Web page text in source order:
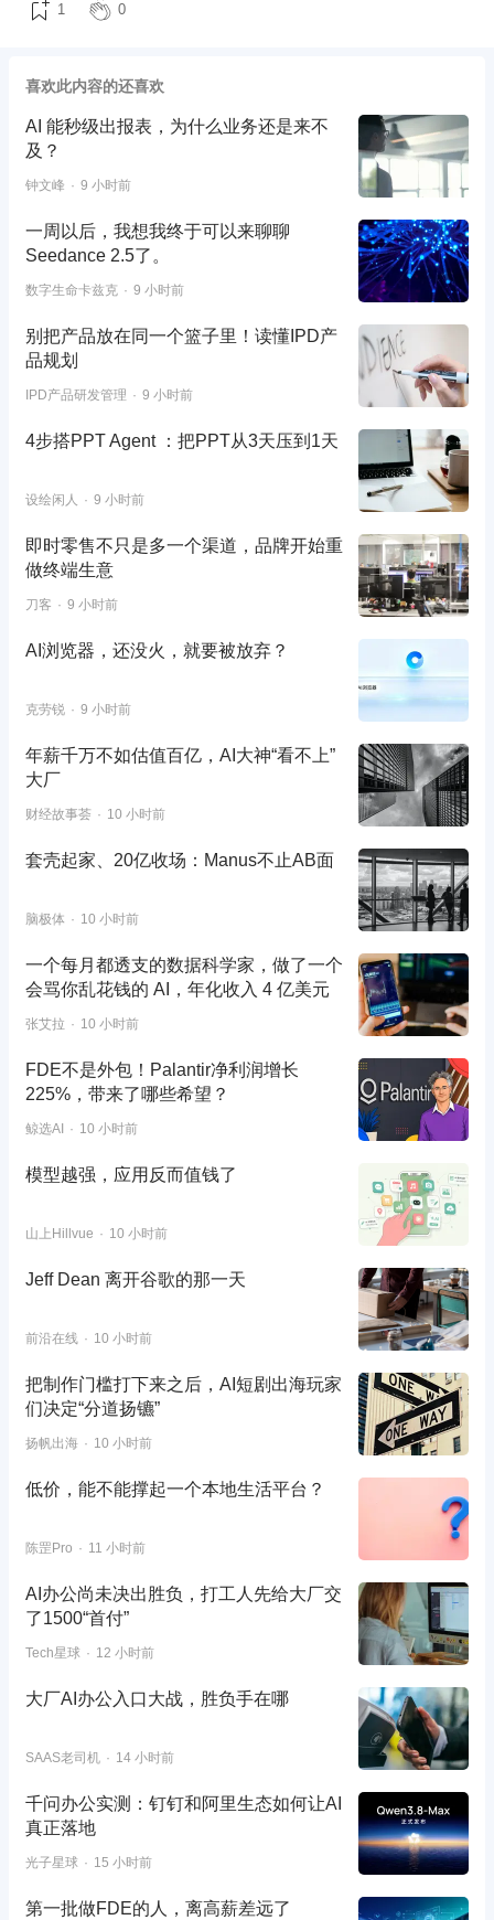
1 0
喜欢此内容的还喜欢
AI 能秒级出报表，为什么业务还是来不
及？
钟文峰 9 小时前
一周以后，我想我终于可以来聊聊
Seedance 2.5了。
数字生命卡兹克 9 小时前
别把产品放在同一个篮子里！读懂IPD产
品规划
IPD产品研发管理 9 小时前
4步搭PPT Agent ：把PPT从3天压到1天
设绘闲人 9 小时前
即时零售不只是多一个渠道，品牌开始重
做终端生意
刀客 9 小时前
AI浏览器，还没火，就要被放弃？
克劳锐 9 小时前
年薪千万不如估值百亿，AI大神“看不上”
大厂
财经故事荟 10 小时前
套壳起家、20亿收场：Manus不止AB面
脑极体 10 小时前
一个每月都透支的数据科学家，做了一个
会骂你乱花钱的 AI，年化收入 4 亿美元
张艾拉 10 小时前
FDE不是外包！Palantir净利润增长
225%，带来了哪些希望？
鲸选AI 10 小时前
模型越强，应用反而值钱了
山上Hillvue 10 小时前
Jeff Dean 离开谷歌的那一天
前沿在线 10 小时前
把制作门槛打下来之后，AI短剧出海玩家
们决定“分道扬镳”
扬帆出海 10 小时前
低价，能不能撑起一个本地生活平台？
陈罡Pro 11 小时前
AI办公尚未决出胜负，打工人先给大厂交
了1500“首付”
Tech星球 12 小时前
大厂AI办公入口大战，胜负手在哪
SAAS老司机 14 小时前
千问办公实测：钉钉和阿里生态如何让AI
真正落地
光子星球 15 小时前
第一批做FDE的人，离高薪差远了